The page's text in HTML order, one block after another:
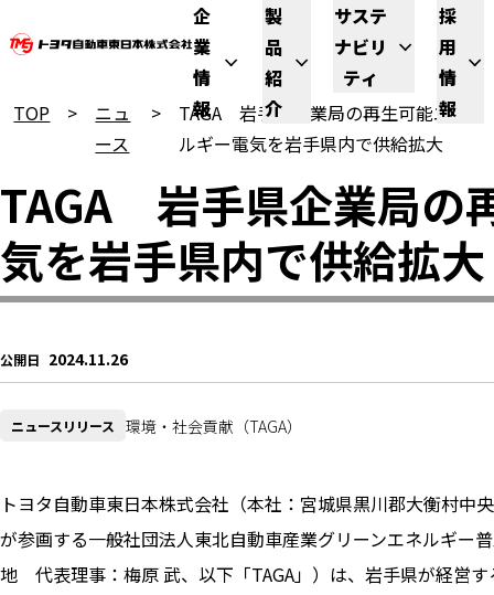
企
業
情
報
製
品
紹
介
サステ
ナビリ
ティ
採
用
情
報
TOP
ニュ
ース
TAGA 岩手県企業局の再生可能エネ
ルギー電気を岩手県内で供給拡大
TAGA　岩手県企業局の
気を岩手県内で供給拡大
公開日 2024.11.26
ニュースリリース 環境・社会貢献（TAGA）
トヨタ自動車東日本株式会社（本社：宮城県黒川郡大衡村
が参画する一般社団法人東北自動車産業グリーンエネルギー
地 代表理事：梅原 武、以下「TAGA」）は、岩手県が経営